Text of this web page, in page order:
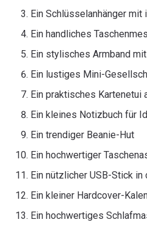
Ein Schlüsselanhänger
Ein handliches
Ein stylisches Armband mit
Ein lustiges Mini-
Ein praktisches Kartenetui
Ein kleines Notizbuch für
Ein trendiger Beanie-Hut
Ein hochwertiger
Ein nützlicher USB-Stick in
Ein kleiner Hardcover-
Ein hochwertiges